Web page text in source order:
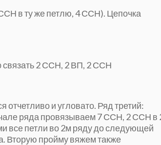
в ту же петлю, 4 ССН). Цепочка
связать 2 ССН, 2 ВП, 2 ССН
отчетливо и угловато. Ряд третий:
ряда провязываем 7 ССН, 2 ССН в
все петли во 2м ряду до следующей
Вторую пройму вяжем также